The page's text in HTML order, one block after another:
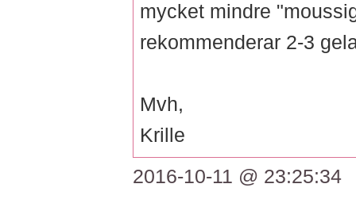
mycket mindre
rekommenderar 2-3
Mvh,
Krille
2016-10-11 @ 23:25:34